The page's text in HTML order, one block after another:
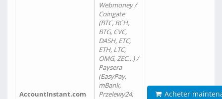
AccountInstant.com
Webmoney /
Coingate
(BTC, BCH,
BTG, CVC,
DASH, ETC,
ETH, LTC,
OMG, ZEC…) /
Paysera
(EasyPay,
mBank,
Przelewy24,
Acheter